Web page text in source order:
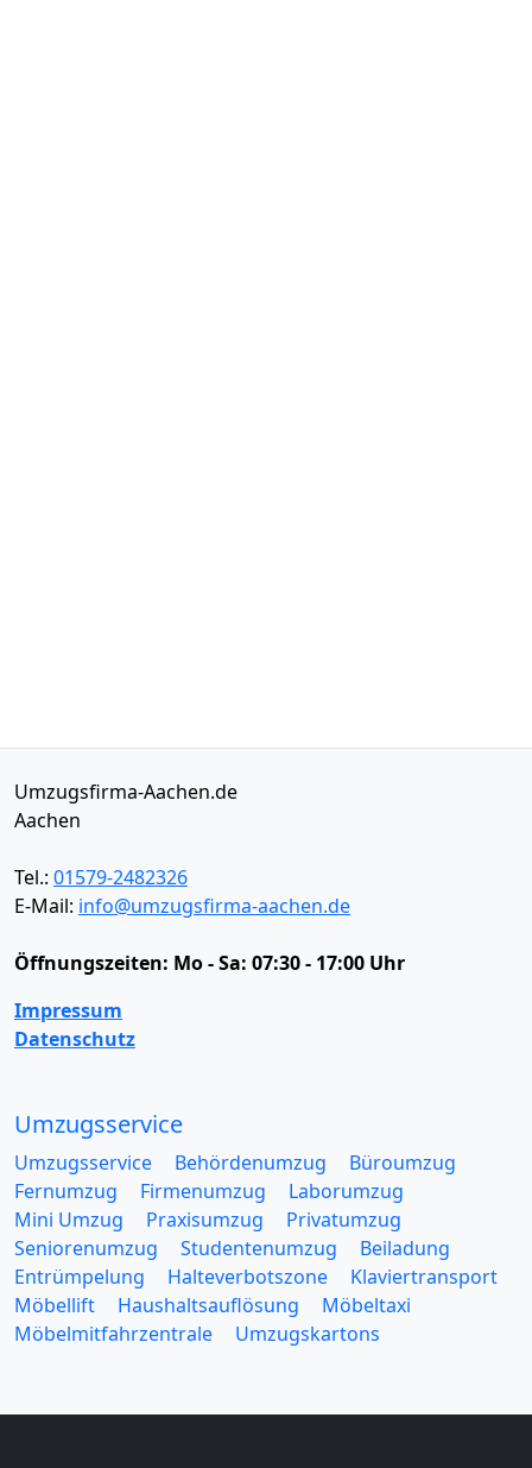
Umzugsfirma-Aachen.de
Aachen
Tel.: 01579-2482326
E-Mail: info@umzugsfirma-aachen.de
Öffnungszeiten: Mo - Sa: 07:30 - 17:00 Uhr
Impressum
Datenschutz
Umzugsservice
Umzugsservice Behördenumzug
Büroumzug
Fernumzug
Firmenumzug
Laborumzug
Mini Umzug
Praxisumzug
Privatumzug
Seniorenumzug
Studentenumzug
Beiladung
Entrümpelung
Halteverbotszone
Klaviertransport
Möbellift
Haushaltsauflösung
Möbeltaxi
Möbelmitfahrzentrale
Umzugskartons